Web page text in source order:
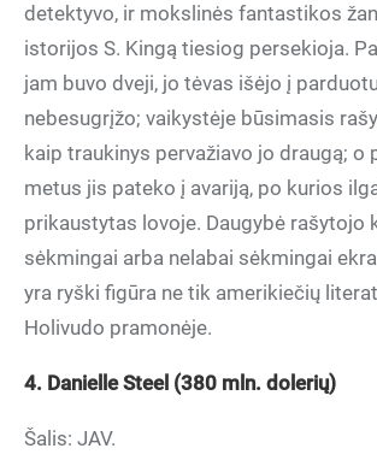
detektyvo, ir mokslinės fantastikos
istorijos S. Kingą tiesiog persekioja.
jam buvo dveji, jo tėvas išėjo į
nebesugrįžo; vaikystėje būsimasis
kaip traukinys pervažiavo jo draugą; o
metus jis pateko į avariją, po kurios
prikaustytas lovoje. Daugybė rašytojo
sėkmingai arba nelabai sėkmingai
yra ryški figūra ne tik amerikiečių
Holivudo pramonėje.
4. Danielle Steel (380 mln. dolerių)
Šalis: JAV.